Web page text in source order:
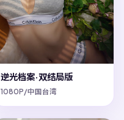
逆光档案·双结局版
1080P/中国台湾